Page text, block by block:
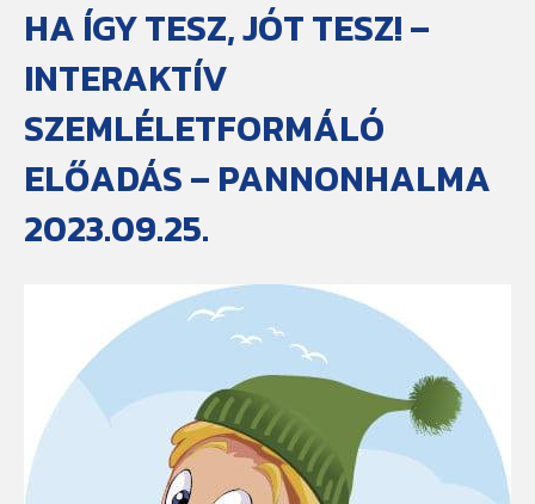
HA ÍGY TESZ, JÓT TESZ! –
INTERAKTÍV
SZEMLÉLETFORMÁLÓ
ELŐADÁS – PANNONHALMA
2023.09.25.